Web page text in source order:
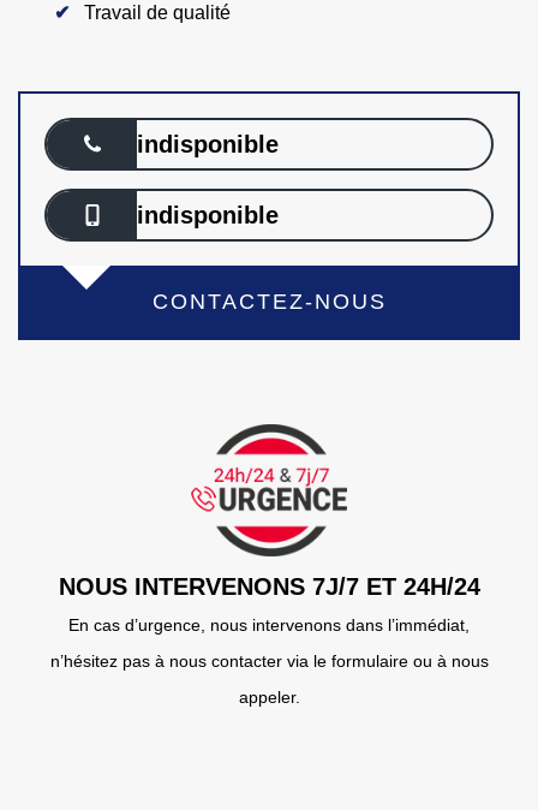
Travail de qualité
indisponible
indisponible
CONTACTEZ-NOUS
NOUS INTERVENONS 7J/7 ET 24H/24
En cas d’urgence, nous intervenons dans l’immédiat,
n’hésitez pas à nous contacter via le formulaire ou à nous
appeler.